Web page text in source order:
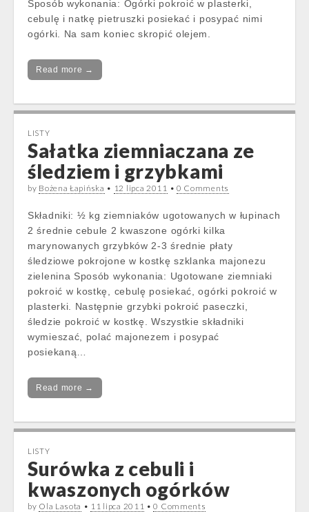
Sposób wykonania: Ogórki pokroić w plasterki,
cebulę i natkę pietruszki posiekać i posypać nimi
ogórki. Na sam koniec skropić olejem.
Read more →
LISTY
Sałatka ziemniaczana ze
śledziem i grzybkami
by Bożena Łapińska • 12 lipca 2011 • 0 Comments
Składniki: ½ kg ziemniaków ugotowanych w łupinach
2 średnie cebule 2 kwaszone ogórki kilka
marynowanych grzybków 2-3 średnie płaty
śledziowe pokrojone w kostkę szklanka majonezu
zielenina Sposób wykonania: Ugotowane ziemniaki
pokroić w kostkę, cebulę posiekać, ogórki pokroić w
plasterki. Następnie grzybki pokroić paseczki,
śledzie pokroić w kostkę. Wszystkie składniki
wymieszać, polać majonezem i posypać
posiekaną…
Read more →
LISTY
Surówka z cebuli i
kwaszonych ogórków
by Ola Lasota • 11 lipca 2011 •0 Comments